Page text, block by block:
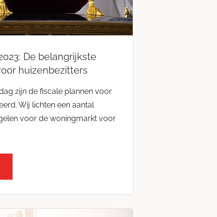
De belangrijkste
huizenbezitters
zijn de fiscale plannen voor
Wij lichten een aantal
voor de woningmarkt voor